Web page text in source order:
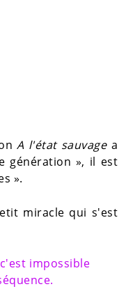
A l'état sauvagea
génération », il est
».
miracle qui s'est
impossible